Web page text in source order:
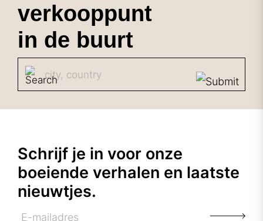
verkooppunt
in de buurt
Schrijf je in voor onze
boeiende verhalen en laatste
nieuwtjes.